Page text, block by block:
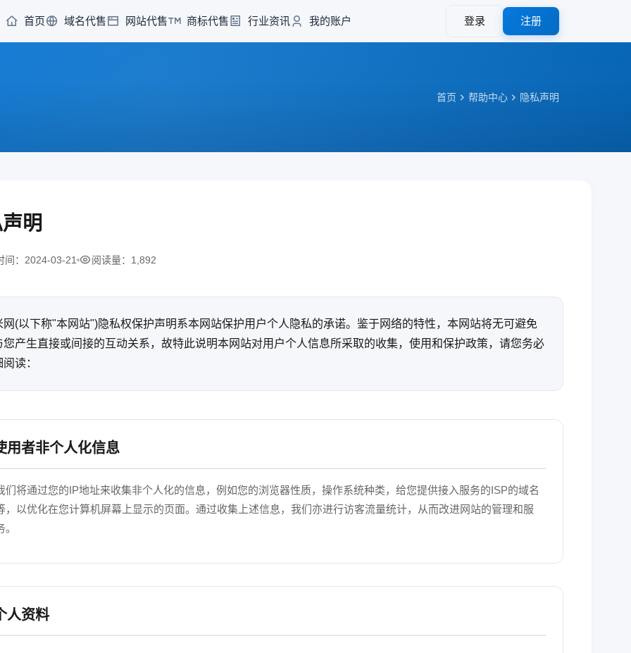
首页 域名代售 网站代售 商标代售 行业资讯 我的账户 登录 注册
首页 帮助中心 隐私声明
明
间：2024-03-21 阅读量：1,892
网(以下称"本网站")隐私权保护声明系本网站保护用户个人隐私的承诺。鉴于网络的特性，本网站将无可避免
您产生直接或间接的互动关系，故特此说明本网站对用户个人信息所采取的收集，使用和保护政策，请您务必
读：
用者非个人化信息
们将通过您的IP地址来收集非个人化的信息，例如您的浏览器性质，操作系统种类，给您提供接入服务的ISP的域名
，以优化在您计算机屏幕上显示的页面。通过收集上述信息，我们亦进行访客流量统计，从而改进网站的管理和服
。
人资料